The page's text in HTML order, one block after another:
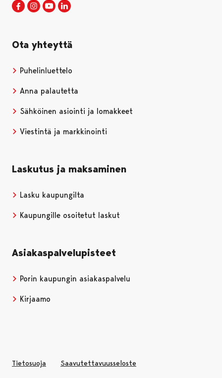
Porin kaupunki Facebookissa
Avautuu uudessa välilehdessä
Porin kaupunki Instagramissa
Avautuu uudessa välilehdessä
Porin kaupunki Youtubessa
Avautuu uudessa välilehdessä
Ota yhteyttä
Puhelinluettelo
Anna palautetta
Sähköinen asiointi ja lomakkeet
Viestintä ja markkinointi
Laskutus ja maksaminen
Lasku kaupungilta
Kaupungille osoitetut laskut
Asiakaspalvelupisteet
Porin kaupungin asiakaspalvelu
Kirjaamo
Tietosuoja Saavutettavuusseloste